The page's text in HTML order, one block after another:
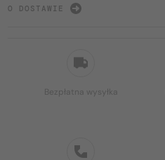
Bezpłatna wysyłka
O DOSTAWIE